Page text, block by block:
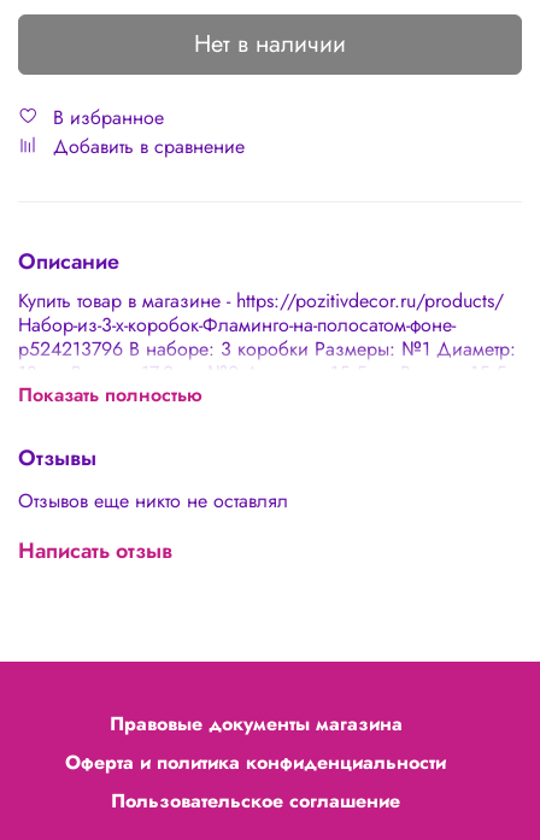
Нет в наличии
В избранное
Добавить в сравнение
Описание
Купить товар в магазине - https://pozitivdecor.ru/products/
Набор-из-3-х-коробок-Фламинго-на-полосатом-фоне-
p524213796 В наборе: 3 коробки Размеры: №1 Диаметр:
18 см Высота: 17,2 см №2 Диаметр: 15,5 см Высота: 15,5
см №3 Диаметр: 12 см Высота: 12,2 см
Показать полностью
Отзывы
Отзывов еще никто не оставлял
Написать отзыв
Правовые документы магазина
Оферта и политика конфиденциальности
Пользовательское соглашение